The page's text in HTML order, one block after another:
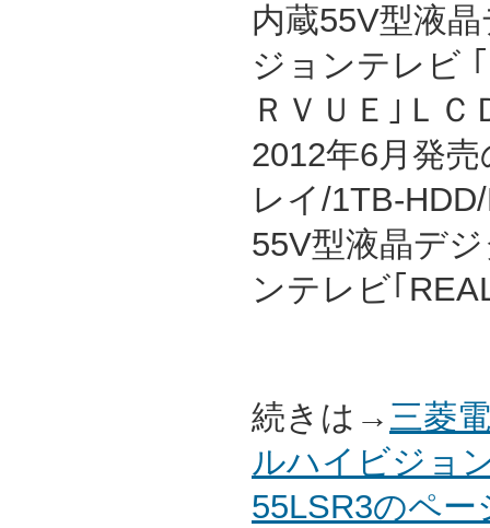
内蔵55V型液
ジョンテレビ
ＲＶＵＥ｣ＬＣ
2012年6月発
レイ/1TB-
55V型液晶デ
ンテレビ｢
続きは→ 三菱
ルハイビジョ
55LSR3のペ